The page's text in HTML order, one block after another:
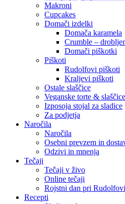
Makroni
Cupcakes
Domači izdelki
Domača karamela
Crumble –
Domači piškotki
Piškoti
Rudolfovi piškoti
Kraljevi piškoti
Ostale slaščice
Veganske torte & slaščice
Izposoja stojal za sladice
Za podjetja
Naročila
Naročila
Osebni prevzem in
Odzivi in mnenja
Tečaji
Tečaji v živo
Online tečaji
Rojstni dan pri
Recepti